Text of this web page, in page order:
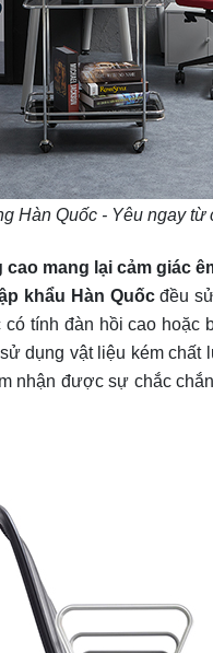
Hàn Quốc - Yêu ngay từ
mang lại cảm giác
khẩu Hàn Quốcđều
có tính đàn hồi cao
dụng vật liệu kém chất
nhận được sự chắc